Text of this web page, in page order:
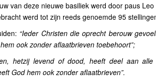
van deze nieuwe basiliek werd door paus
werd tot zijn reeds genoemde 95
“Ieder Christen die oprecht berouw
ook zonder aflaatbrieven toebehoort”;
hetzij levend of dood, heeft deel aan
God hem ook zonder aflaatbrieven”.